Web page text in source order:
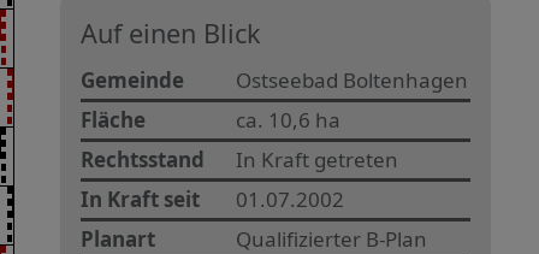
Auf einen Blick
Gemeinde
Ostseebad Boltenhagen
Fläche
ca. 10,6 ha
Rechtsstand
In Kraft getreten
In Kraft seit
01.07.2002
Planart
Qualifizierter B-Plan